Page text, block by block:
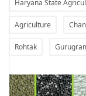
Haryana State
Agriculture
Rohtak